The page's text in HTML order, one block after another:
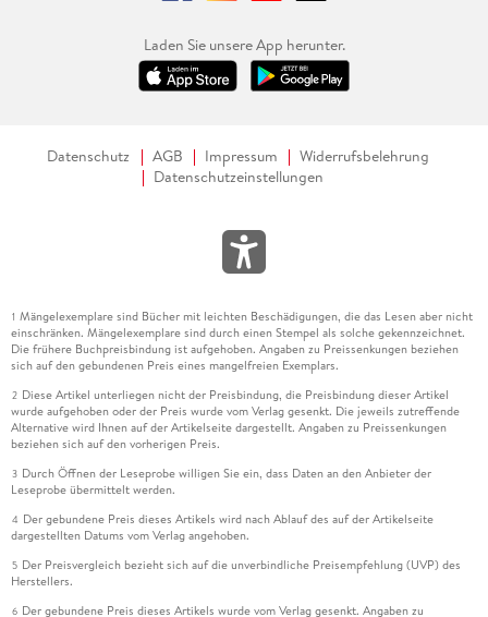
Laden Sie unsere App herunter.
Datenschutz AGB Impressum
Widerrufsbelehrung
Datenschutzeinstellungen
1 Mängelexemplare sind Bücher mit leichten Beschädigungen, die das Lesen aber nicht
einschränken. Mängelexemplare sind durch einen Stempel als solche gekennzeichnet.
Die frühere Buchpreisbindung ist aufgehoben. Angaben zu Preissenkungen beziehen
sich auf den gebundenen Preis eines mangelfreien Exemplars.
2 Diese Artikel unterliegen nicht der Preisbindung, die Preisbindung dieser Artikel
wurde aufgehoben oder der Preis wurde vom Verlag gesenkt. Die jeweils zutreffende
Alternative wird Ihnen auf der Artikelseite dargestellt. Angaben zu Preissenkungen
beziehen sich auf den vorherigen Preis.
3 Durch Öffnen der Leseprobe willigen Sie ein, dass Daten an den Anbieter der
Leseprobe übermittelt werden.
4 Der gebundene Preis dieses Artikels wird nach Ablauf des auf der Artikelseite
dargestellten Datums vom Verlag angehoben.
5 Der Preisvergleich bezieht sich auf die unverbindliche Preisempfehlung (UVP) des
Herstellers.
6 Der gebundene Preis dieses Artikels wurde vom Verlag gesenkt. Angaben zu